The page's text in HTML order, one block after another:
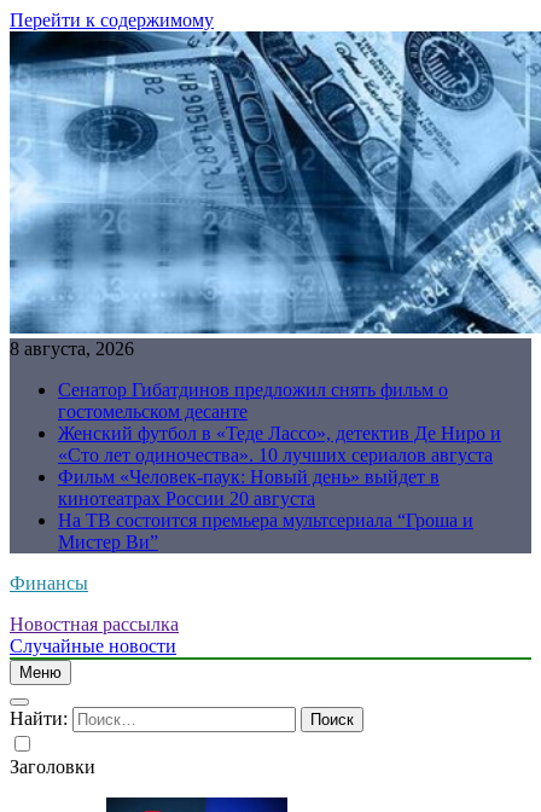
Перейти к содержимому
8 августа, 2026
Сенатор Гибатдинов предложил снять фильм о
гостомельском десанте
Женский футбол в «Теде Лассо», детектив Де Ниро и
«Сто лет одиночества». 10 лучших сериалов августа
Фильм «Человек-паук: Новый день» выйдет в
кинотеатрах России 20 августа
На ТВ состоится премьера мультсериала “Гроша и
Мистер Ви”
Финансы
Новостная рассылка
Случайные новости
Меню
Найти:
Заголовки